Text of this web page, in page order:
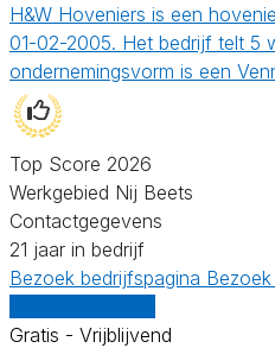
H&W Hoveniers is een
01-02-2005. Het bedrijf telt 5
ondernemingsvorm is een
Top Score 2026
Werkgebied Nij Beets
Contactgegevens
21 jaar in bedrijf
Bezoek bedrijfspagina
Gratis - Vrijblijvend